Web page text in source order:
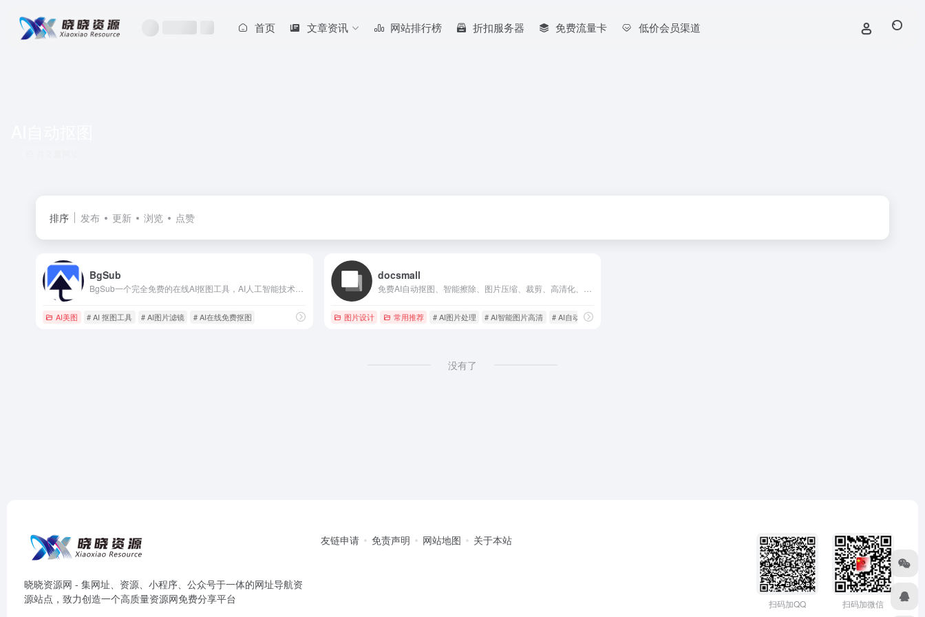
首页 文章资讯 网站排行榜 折扣服务器 免费流量卡 低价会员渠道
排序 发布 更新 浏览 点赞
BgSub
AI美图 # AI 抠图工具 # AI图片滤镜 # AI在线免费抠图
docsmall
图片设计 常用推荐 # ‌AI图片处理‌ # ‌AI智能图片高清 # AI自动抠图
没有了
晓晓资源网 - 集网址、资源、小程序、公众号于一体的网址导航资
源站点，致力创造一个高质量资源网免费分享平台
友链申请 免责声明 网站地图 关于本站
扫码加QQ 扫码加微信